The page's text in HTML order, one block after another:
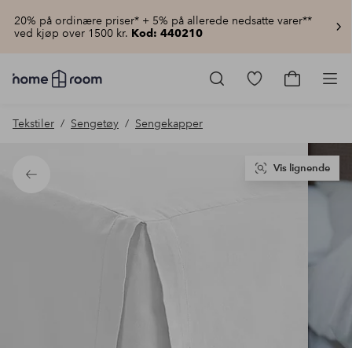
20% på ordinære priser* + 5% på allerede nedsatte varer**
ved kjøp over 1500 kr. Kod: 440210
Homeroom
–
hjemmet
pris
Gå
Gå
Tekstiler Sengetøy Sengekapper
Tilbake
Vis lignende